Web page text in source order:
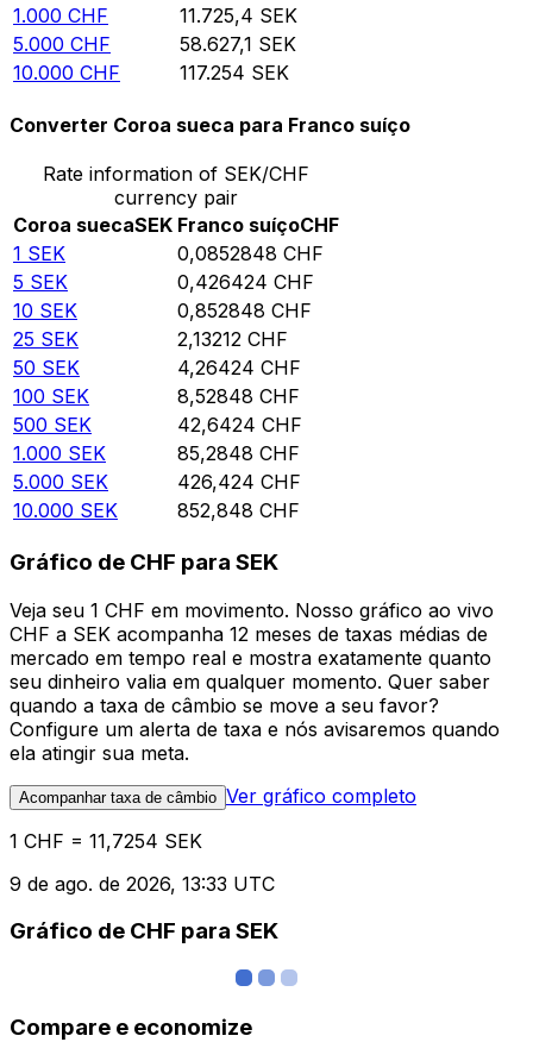
1.000 CHF 11.725,4 SEK
5.000 CHF 58.627,1 SEK
10.000 CHF 117.254 SEK
Converter Coroa sueca para Franco suíço
Rate information of SEK/CHF
currency pair
Coroa suecaSEK Franco suíçoCHF
1 SEK 0,0852848 CHF
5 SEK 0,426424 CHF
10 SEK 0,852848 CHF
25 SEK 2,13212 CHF
50 SEK 4,26424 CHF
100 SEK 8,52848 CHF
500 SEK 42,6424 CHF
1.000 SEK 85,2848 CHF
5.000 SEK 426,424 CHF
10.000 SEK 852,848 CHF
Gráfico de CHF para SEK
Veja seu 1 CHF em movimento. Nosso gráfico ao vivo
CHF a SEK acompanha 12 meses de taxas médias de
mercado em tempo real e mostra exatamente quanto
seu dinheiro valia em qualquer momento. Quer saber
quando a taxa de câmbio se move a seu favor?
Configure um alerta de taxa e nós avisaremos quando
ela atingir sua meta.
Acompanhar taxa de câmbio Ver gráfico completo
1 CHF = 11,7254 SEK
9 de ago. de 2026, 13:33 UTC
Gráfico de CHF para SEK
Compare e economize